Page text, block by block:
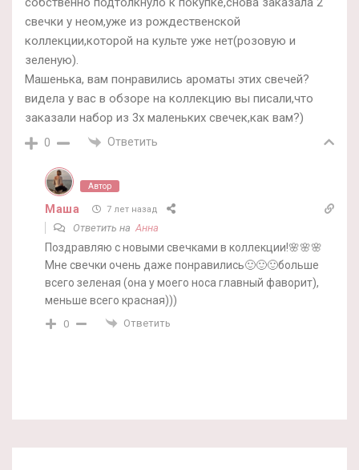
свечки у неом,уже из рождественской
коллекции,которой на культе уже нет(розовую и
зеленую).
Машенька, вам понравились ароматы этих свечей?
видела у вас в обзоре на коллекцию вы писали,что
заказали набор из 3х маленьких свечек,как вам?)
0 Ответить
Автор
Маша 7 лет назад
Ответить на Анна
Поздравляю с новыми свечками в коллекции!🌸🌸🌸
Мне свечки очень даже понравились🙂🙂🙂больше
всего зеленая (она у моего носа главный фаворит),
меньше всего красная)))
0 Ответить